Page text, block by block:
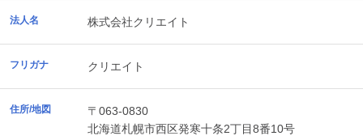
法人名 株式会社クリエイト
フリガナ クリエイト
住所/地図
〒063-0830
北海道札幌市西区発寒十条2丁目8番10号